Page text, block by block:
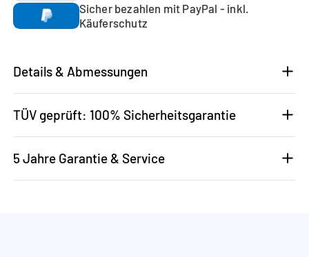
Sicher bezahlen mit PayPal - inkl.
Käuferschutz
Details & Abmessungen
TÜV geprüft: 100% Sicherheitsgarantie
5 Jahre Garantie & Service